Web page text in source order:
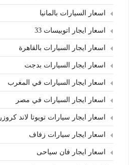
اسعار السيارات بالمانيا
اسعار ايجار اتوبيسات 33
اسعار ايجار السيارات بالقاهرة
اسعار ايجار السيارات بدجت
اسعار ايجار السيارات في المغرب
اسعار ايجار السيارات في مصر
اسعار ايجار سيارات تويوتا لاند كروزر
اسعار ايجار سيارات زفاف
اسعار ايجار فان سياحى